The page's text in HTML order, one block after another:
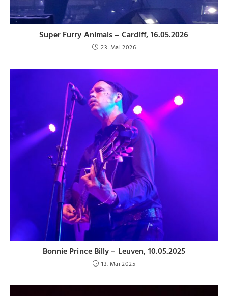
Super Furry Animals – Cardiff, 16.05.2026
23. Mai 2026
Bonnie Prince Billy – Leuven, 10.05.2025
13. Mai 2025